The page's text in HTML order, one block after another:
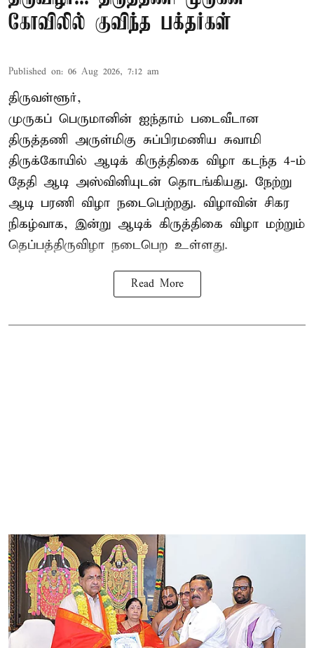
கோவிலில் குவிந்த பக்தர்கள்
Published on: 06 Aug 2026, 7:12 am
திருவள்ளூர்,
முருகப் பெருமானின் ஐந்தாம் படைவீடான
திருத்தணி அருள்மிகு சுப்பிரமணிய சுவாமி
திருக்கோயில் ஆடிக் கிருத்திகை விழா கடந்த 4-ம்
தேதி ஆடி அஸ்வினியுடன் தொடங்கியது. நேற்று
ஆடி பரணி விழா நடைபெற்றது. விழாவின் சிகர
நிகழ்வாக, இன்று ஆடிக் கிருத்திகை விழா மற்றும்
தெப்பத்திருவிழா நடைபெற உள்ளது.
Read More